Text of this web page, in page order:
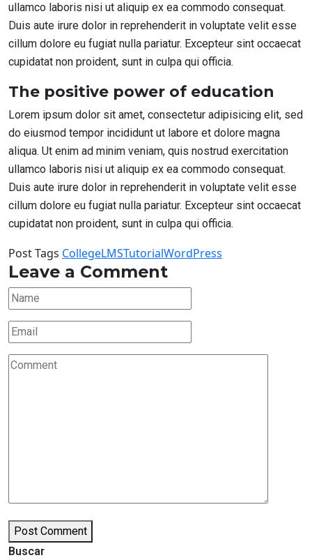
ullamco laboris nisi ut aliquip ex ea commodo consequat.
Duis aute irure dolor in reprehenderit in voluptate velit esse
cillum dolore eu fugiat nulla pariatur. Excepteur sint occaecat
cupidatat non proident, sunt in culpa qui officia.
The positive power of education
Lorem ipsum dolor sit amet, consectetur adipisicing elit, sed
do eiusmod tempor incididunt ut labore et dolore magna
aliqua. Ut enim ad minim veniam, quis nostrud exercitation
ullamco laboris nisi ut aliquip ex ea commodo consequat.
Duis aute irure dolor in reprehenderit in voluptate velit esse
cillum dolore eu fugiat nulla pariatur. Excepteur sint occaecat
cupidatat non proident, sunt in culpa qui officia.
Post Tags Post
Tags
CollegeLMSTutorialWordPress
Leave a Comment
Post Comment
Buscar